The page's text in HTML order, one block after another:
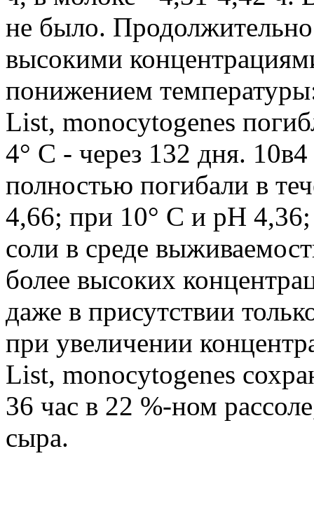
не было.
высокими
понижением
List, monocytogenes
4° С - через 132 дня.
полностью погибали в
4,66; при 10° С и pH
соли в среде
более высоких
даже в присутствии
при увеличении
List, monocytogenes
36 час в 22 %-ном
сыра.